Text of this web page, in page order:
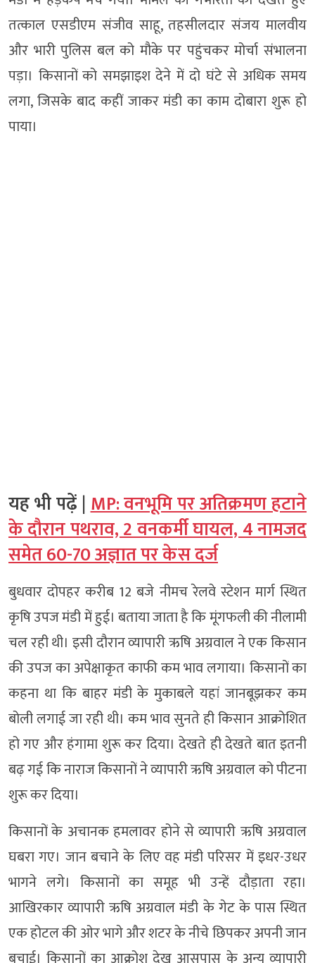
तत्काल एसडीएम संजीव साहू, तहसीलदार संजय मालवीय
और भारी पुलिस बल को मौके पर पहुंचकर मोर्चा संभालना
पड़ा। किसानों को समझाइश देने में दो घंटे से अधिक समय
लगा, जिसके बाद कहीं जाकर मंडी का काम दोबारा शुरू हो
पाया।
यह भी पढ़ें |MP: वनभूमि पर अतिक्रमण हटाने
के दौरान पथराव, 2 वनकर्मी घायल, 4 नामजद
समेत 60-70 अज्ञात पर केस दर्ज
बुधवार दोपहर करीब 12 बजे नीमच रेलवे स्टेशन मार्ग स्थित
कृषि उपज मंडी में हुई। बताया जाता है कि मूंगफली की नीलामी
चल रही थी। इसी दौरान व्यापारी ऋषि अग्रवाल ने एक किसान
की उपज का अपेक्षाकृत काफी कम भाव लगाया। किसानों का
कहना था कि बाहर मंडी के मुकाबले यहां जानबूझकर कम
बोली लगाई जा रही थी। कम भाव सुनते ही किसान आक्रोशित
हो गए और हंगामा शुरू कर दिया। देखते ही देखते बात इतनी
बढ़ गई कि नाराज किसानों ने व्यापारी ऋषि अग्रवाल को पीटना
शुरू कर दिया।
किसानों के अचानक हमलावर होने से व्यापारी ऋषि अग्रवाल
घबरा गए। जान बचाने के लिए वह मंडी परिसर में इधर-उधर
भागने लगे। किसानों का समूह भी उन्हें दौड़ाता रहा।
आखिरकार व्यापारी ऋषि अग्रवाल मंडी के गेट के पास स्थित
एक होटल की ओर भागे और शटर के नीचे छिपकर अपनी जान